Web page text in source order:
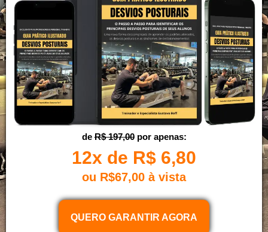
deR$ 197,00por apenas:
12x de R$ 6,80
ou R$67,00 à vista
QUERO GARANTIR AGORA